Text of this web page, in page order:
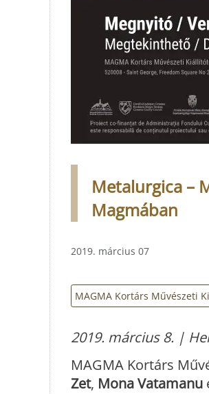
Metalurgica –
Magmában
2019. március 07
MAGMA Kortárs Művészeti
2019. március 8. |
MAGMA Kortárs
Zet, Mona Vatamanu